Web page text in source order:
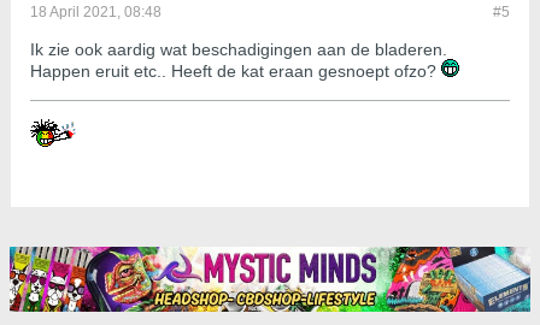
#5
18 April 2021, 08:48
Ik zie ook aardig wat beschadigingen aan de bladeren.
Happen eruit etc.. Heeft de kat eraan gesnoept ofzo?